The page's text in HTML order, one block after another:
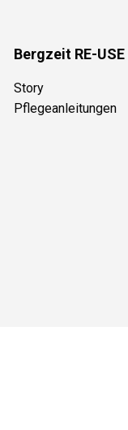
Bergzeit RE-USE
Story
Pflegeanleitungen